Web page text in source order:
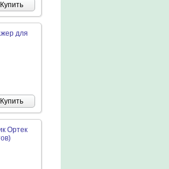
Купить
для
Купить
Ортек